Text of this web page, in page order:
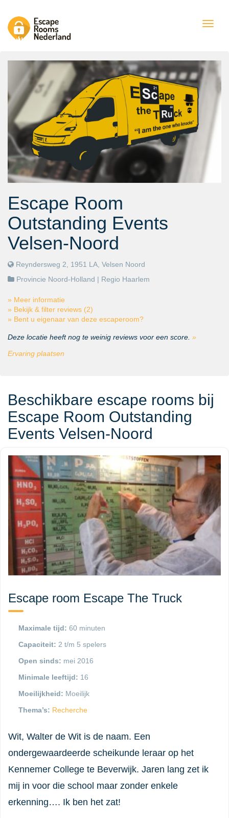
Escape Room
Outstanding Events
Velsen-Noord
Reyndersweg 2, 1951 LA, Velsen Noord
Provincie Noord-Holland | Regio Haarlem
» Meer informatie
» Bekijk & filter reviews (2)
» Bent u eigenaar van deze escaperoom?
Deze locatie heeft nog te weinig reviews voor een score. »
Ervaring plaatsen
Beschikbare escape rooms bij
Escape Room Outstanding
Events Velsen-Noord
Escape room Escape The Truck
Maximale tijd: 60 minuten
Capaciteit: 2 t/m 5 spelers
Open sinds: mei 2016
Minimale leeftijd: 16
Moeilijkheid: Moeilijk
Thema’s: Recherche
Wit, Walter de Wit is de naam. Een
ondergewaardeerde scheikunde leraar op het
Kennemer College te Beverwijk. Jaren lang zet ik
mij in voor die school maar zonder enkele
erkenning…. Ik ben het zat!